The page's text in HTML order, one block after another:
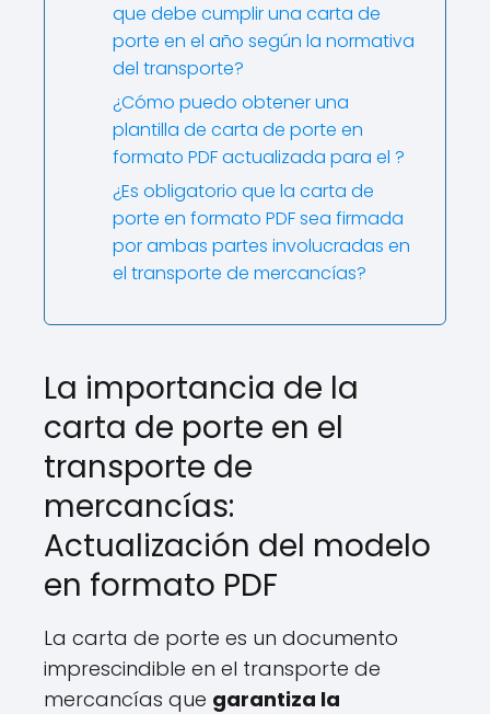
que debe cumplir una carta de
porte en el año según la normativa
del transporte?
¿Cómo puedo obtener una
plantilla de carta de porte en
formato PDF actualizada para el ?
¿Es obligatorio que la carta de
porte en formato PDF sea firmada
por ambas partes involucradas en
el transporte de mercancías?
La importancia de la
carta de porte en el
transporte de
mercancías:
Actualización del modelo
en formato PDF
La carta de porte es un documento
imprescindible en el transporte de
mercancías que garantiza la